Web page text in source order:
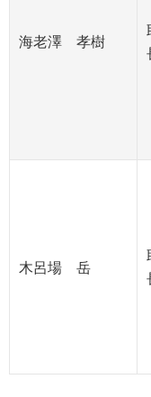
海老澤 孝樹
木呂場 岳